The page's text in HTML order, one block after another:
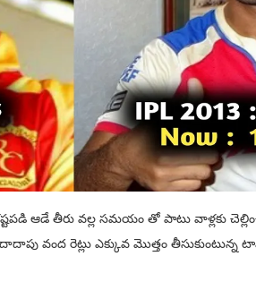
ఆడే తీరు వల్ల సమయం తో పాటు వాళ్లకు
వంద రెట్లు ఎక్కువ మొత్తం తీసుకుంటున్న టాప్